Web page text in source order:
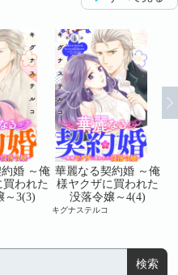
婚 ～俺
われた
～3(3)
華麗なる契約婚 ～俺
様ヤクザに買われた
没落令嬢～4(4)
キグナステルコ